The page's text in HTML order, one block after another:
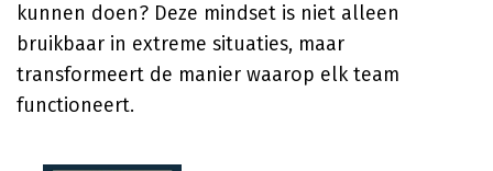
kunnen doen? Deze mindset is niet alleen
bruikbaar in extreme situaties, maar
transformeert de manier waarop elk team
functioneert.